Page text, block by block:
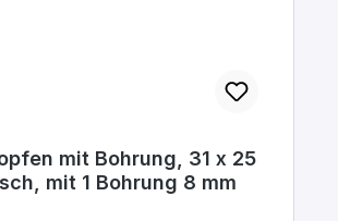
mit Bohrung, 31 x 25
mit 1 Bohrung 8 mm